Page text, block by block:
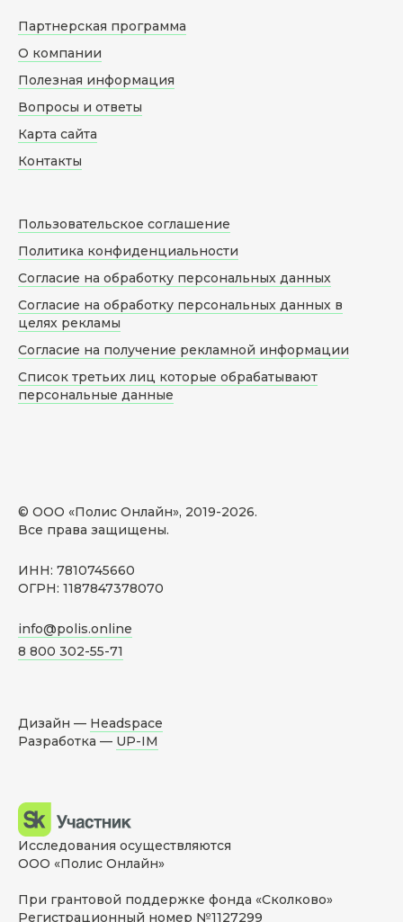
© ООО «Полис Онлайн», 2019-2026.
Все права защищены.
ИНН: 7810745660
ОГРН: 1187847378070
info@polis.online
8 800 302-55-71
Партнерская программа
О компании
Полезная информация
Вопросы и ответы
Карта сайта
Контакты
Пользовательское соглашение
Политика конфиденциальности
Согласие на обработку персональных данных
Согласие на обработку персональных данных в
целях рекламы
Согласие на получение рекламной информации
Список третьих лиц которые обрабатывают
персональные данные
Дизайн — Headspace
Разработка — UP-IM
Исследования осуществляются
ООО «Полис Онлайн»
При грантовой поддержке фонда «Сколково»
Регистрационный номер №1127299